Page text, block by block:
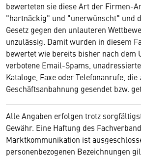
bewerteten sie diese Art der Firmen-
"hartnäckig" und "unerwünscht" und
Gesetz gegen den unlauteren
unzulässig. Damit wurden in diesem
bewertet wie bereits bisher nach dem
verbotene Email-Spams,
Kataloge, Faxe oder Telefonanrufe,
Geschäftsanbahnung gesendet bzw.
Alle Angaben erfolgen trotz
Gewähr. Eine Haftung des
Marktkommunikation ist
personenbezogenen Bezeichnungen